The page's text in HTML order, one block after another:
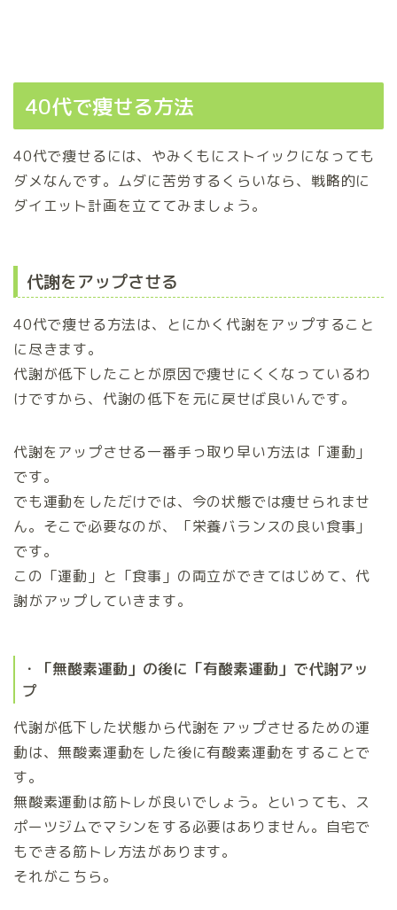
40代で痩せる方法
40代で痩せるには、やみくもにストイックになっても
ダメなんです。ムダに苦労するくらいなら、戦略的に
ダイエット計画を立ててみましょう。
代謝をアップさせる
40代で痩せる方法は、とにかく代謝をアップすること
に尽きます。
代謝が低下したことが原因で痩せにくくなっているわ
けですから、代謝の低下を元に戻せば良いんです。
代謝をアップさせる一番手っ取り早い方法は「運動」
です。
でも運動をしただけでは、今の状態では痩せられませ
ん。そこで必要なのが、「栄養バランスの良い食事」
です。
この「運動」と「食事」の両立ができてはじめて、代
謝がアップしていきます。
・「無酸素運動」の後に「有酸素運動」で代謝アッ
プ
代謝が低下した状態から代謝をアップさせるための運
動は、無酸素運動をした後に有酸素運動をすることで
す。
無酸素運動は筋トレが良いでしょう。といっても、ス
ポーツジムでマシンをする必要はありません。自宅で
もできる筋トレ方法があります。
それがこちら。